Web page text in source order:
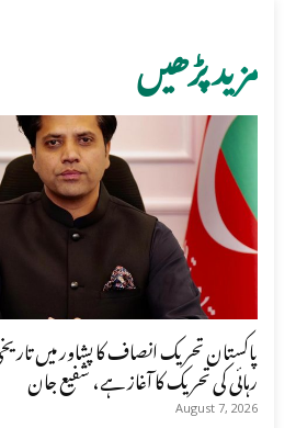
مزید پڑھیں
پاکستان تحریک انصاف کا پشاور میں
رہائی کی تحریک کا آغاز ہے، شفیع جان
August 7, 2026